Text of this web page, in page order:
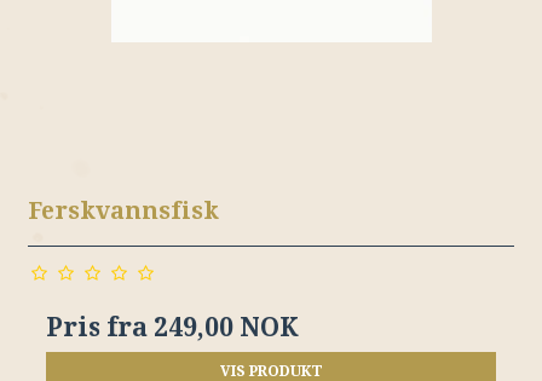
Ferskvannsfisk
Pris fra 249,00 NOK
VIS PRODUKT